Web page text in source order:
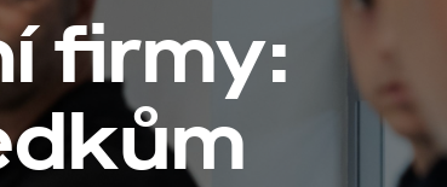
firmy: